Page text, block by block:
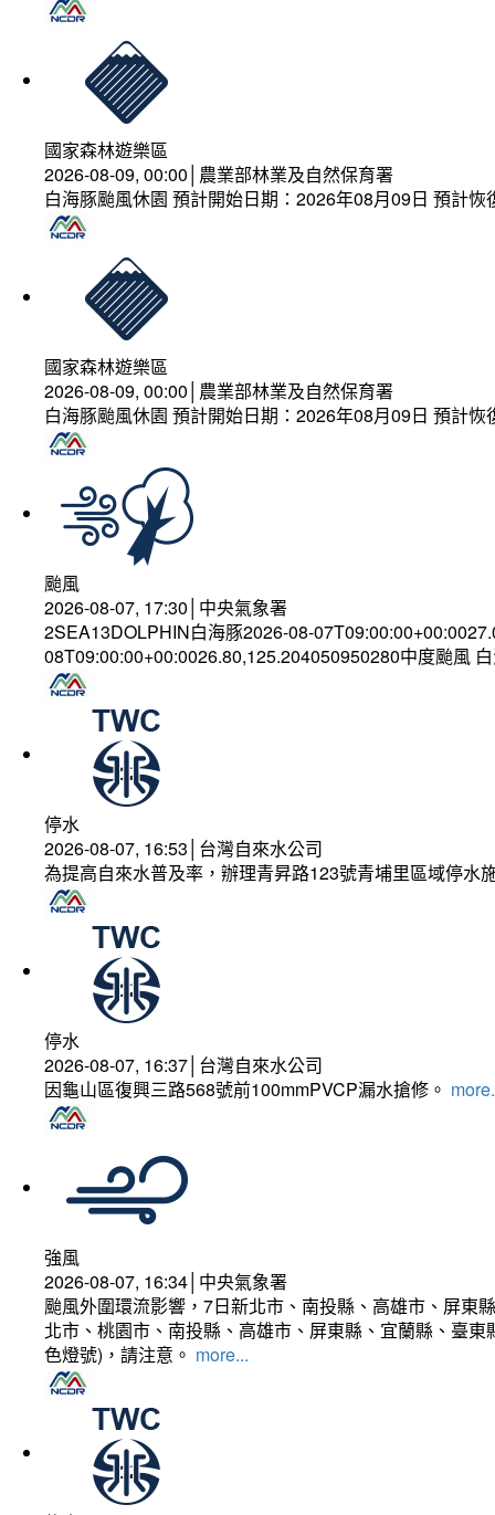
國家森林遊樂區
2026-08-09, 00:00│農業部林業及自然保育署
白海豚颱風休園 預計開始日期：2026年08月09日 預計
國家森林遊樂區
2026-08-09, 00:00│農業部林業及自然保育署
白海豚颱風休園 預計開始日期：2026年08月09日 預計
颱風
2026-08-07, 17:30│中央氣象署
2SEA13DOLPHIN白海豚2026-08-
08T09:00:00+00:0026.80,125.204050950280中度颱風
停水
2026-08-07, 16:53│台灣自來水公司
為提高自來水普及率，辦理青昇路123號青埔里區域停水
停水
2026-08-07, 16:37│台灣自來水公司
因龜山區復興三路568號前100mmPVCP漏水搶修。
強風
2026-08-07, 16:34│中央氣象署
颱風外圍環流影響，7日新北市、南投縣、高雄市、屏東
北市、桃園市、南投縣、高雄市、屏東縣、宜蘭縣、臺
色燈號)，請注意。 more...